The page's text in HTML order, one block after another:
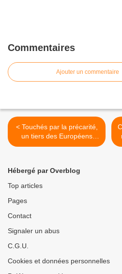
Commentaires
Ajouter un commentaire
< Touchés par la précarité,
un tiers des Européens
renoncent à se faire soigner
Hébergé par Overblog
Top articles
Pages
Contact
Signaler un abus
C.G.U.
Cookies et données personnelles